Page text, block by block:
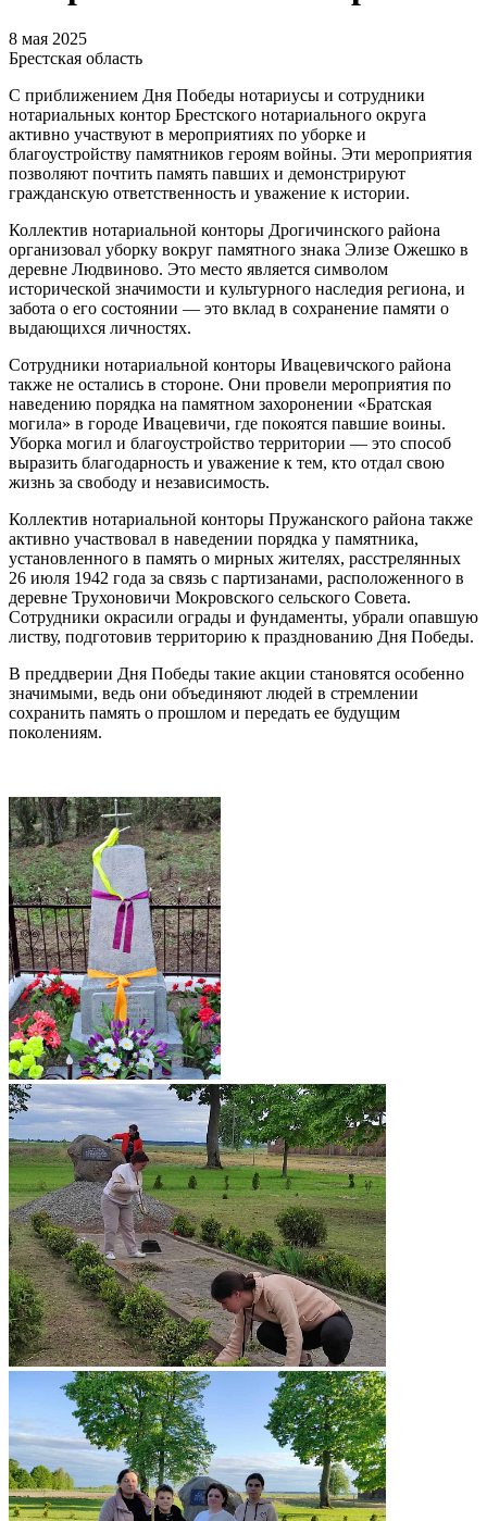
8 мая 2025
Брестская область
С приближением Дня Победы нотариусы и сотрудники
нотариальных контор Брестского нотариального округа
активно участвуют в мероприятиях по уборке и
благоустройству памятников героям войны. Эти мероприятия
позволяют почтить память павших и демонстрируют
гражданскую ответственность и уважение к истории.
Коллектив нотариальной конторы Дрогичинского района
организовал уборку вокруг памятного знака Элизе Ожешко в
деревне Людвиново. Это место является символом
исторической значимости и культурного наследия региона, и
забота о его состоянии — это вклад в сохранение памяти о
выдающихся личностях.
Сотрудники нотариальной конторы Ивацевичского района
также не остались в стороне. Они провели мероприятия по
наведению порядка на памятном захоронении «Братская
могила» в городе Ивацевичи, где покоятся павшие воины.
Уборка могил и благоустройство территории — это способ
выразить благодарность и уважение к тем, кто отдал свою
жизнь за свободу и независимость.
Коллектив нотариальной конторы Пружанского района также
активно участвовал в наведении порядка у памятника,
установленного в память о мирных жителях, расстрелянных
26 июля 1942 года за связь с партизанами, расположенного в
деревне Трухоновичи Мокровского сельского Совета.
Сотрудники окрасили ограды и фундаменты, убрали опавшую
листву, подготовив территорию к празднованию Дня Победы.
В преддверии Дня Победы такие акции становятся особенно
значимыми, ведь они объединяют людей в стремлении
сохранить память о прошлом и передать ее будущим
поколениям.